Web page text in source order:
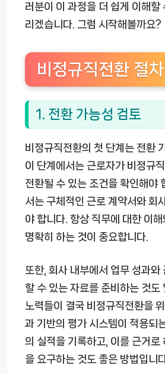
러분이 이 과정을 더 쉽게 이해할
리겠습니다. 그럼 시작해볼까요?
비정규직전환 절차
1. 전환 가능성 검토
비정규직전환의 첫 단계는 전환
이 단계에서는 근로자가 비정규
전환될 수 있는 조건을 확인해야
서는 구체적인 근로 계약서와 회
야 합니다. 항상 직무에 대한 이
명확히 하는 것이 중요합니다.
또한, 회사 내부에서 업무 성과와
할 수 있는 자료를 준비하는 것도
노력들이 결국 비정규직전환을
과 기반의 평가 시스템이 적용되
의 실적을 기록하고, 이를 근거로
을 요구하는 것도 좋은 방법입니